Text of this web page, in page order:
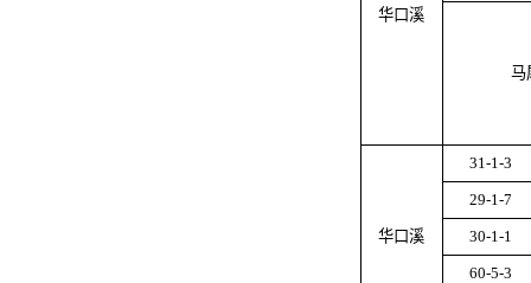
华口溪
马
华口溪
31-1-3
29-1-7
30-1-1
60-5-3